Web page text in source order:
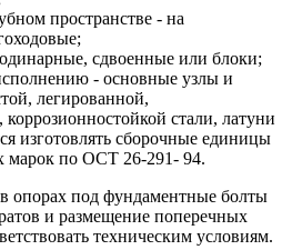
пространстве - на
сдвоенные или блоки;
- основные узлы и
легированной,
стали, латуни
изготовлять сборочные единицы
марок по ОСТ 26-291- 94.
опорах под фундаментные болты
и размещение поперечных
техническим условиям.